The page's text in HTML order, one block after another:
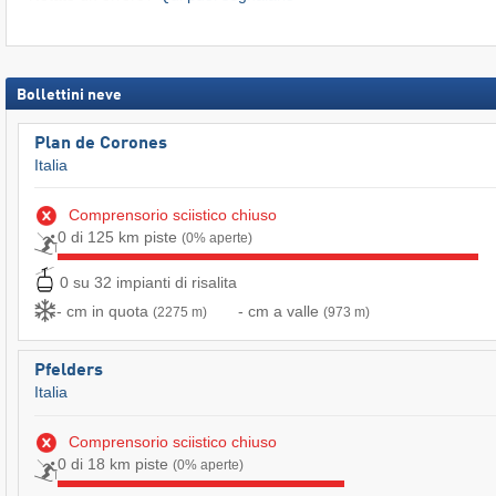
Bollettini neve
Plan de Corones
Italia
Comprensorio sciistico chiuso
0 di 125 km piste (0% aperte)
0 su 32 impianti di risalita
- cm in quota (2275 m) - cm a valle (973 m)
Pfelders
Italia
Comprensorio sciistico chiuso
0 di 18 km piste (0% aperte)